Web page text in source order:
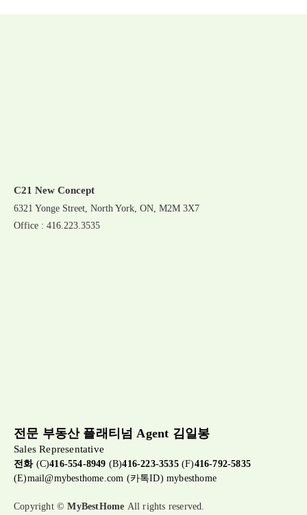
C21 New Concept
6321 Yonge Street, North York, ON, M2M 3X7
Office : 416.223.3535
전문 부동산 플래티넘 Agent 김일봉
Sales Representative
전화(C)416-554-8949 (B)416-223-3535(F)416-792-5835
(E)mail@mybesthome.com (카톡ID) mybesthome
Copyright ©MyBestHome All rights reserved.